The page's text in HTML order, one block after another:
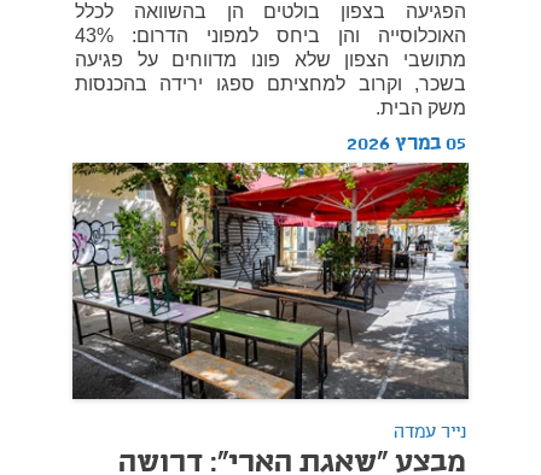
הפגיעה בצפון בולטים הן בהשוואה לכלל
האוכלוסייה והן ביחס למפוני הדרום: 43%
מתושבי הצפון שלא פונו מדווחים על פגיעה
בשכר, וקרוב למחציתם ספגו ירידה בהכנסות
משק הבית.
05 במרץ 2026
נייר עמדה
מבצע "שאגת הארי": דרושה